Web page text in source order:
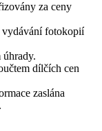
za ceny
vydávání fotokopií
dílčích cen
zaslána